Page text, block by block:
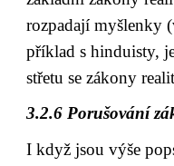
rozpadají myšlenky
příklad s hinduisty,
střetu se zákony
3.2.6 Porušování
I když jsou výše